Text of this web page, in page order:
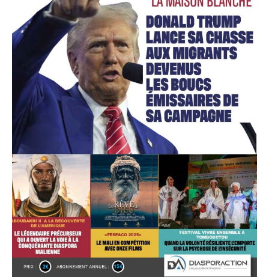
Accès gratuit
Gratuit /accès limité
Quelques articles
Annonces
Tous les articles
Le magazine
CHOISIR LE FORFAIT